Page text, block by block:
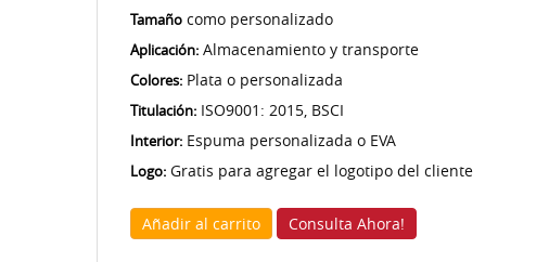
Tamaño como personalizado
Aplicación: Almacenamiento y transporte
Colores: Plata o personalizada
Titulación: ISO9001: 2015, BSCI
Interior: Espuma personalizada o EVA
Logo: Gratis para agregar el logotipo del cliente
Añadir al carrito Consulta Ahora!